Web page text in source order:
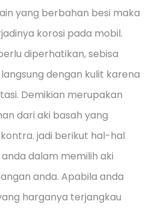
yang berbahan besi maka
korosi pada mobil.
diperhatikan, sebisa
dengan kulit karena
Demikian merupakan
dari aki basah yang
jadi berikut hal-hal
dalam memilih aki
anda. Apabila anda
harganya terjangkau